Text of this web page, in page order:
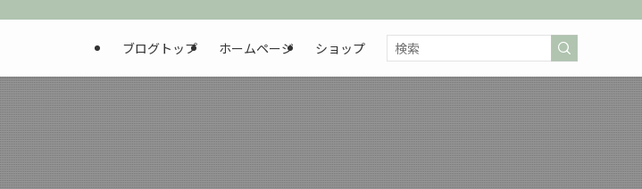
ブログトップ ホームページ ショップ